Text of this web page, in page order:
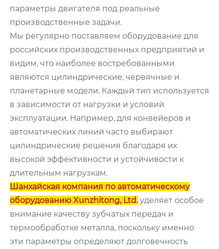
параметры двигателя под реальные
производственные задачи.
Мы регулярно поставляем оборудование для
российских производственных предприятий и
видим, что наиболее востребованными
являются цилиндрические, червячные и
планетарные модели. Каждый тип используется
в зависимости от нагрузки и условий
эксплуатации. Например, для конвейеров и
автоматических линий часто выбирают
цилиндрические решения благодаря их
высокой эффективности и устойчивости к
длительным нагрузкам.
Шанхайская компания по автоматическому
оборудованию Xunzhitong, Ltd.уделяет особое
внимание качеству зубчатых передач и
термообработке металла, поскольку именно
эти параметры определяют долговечность